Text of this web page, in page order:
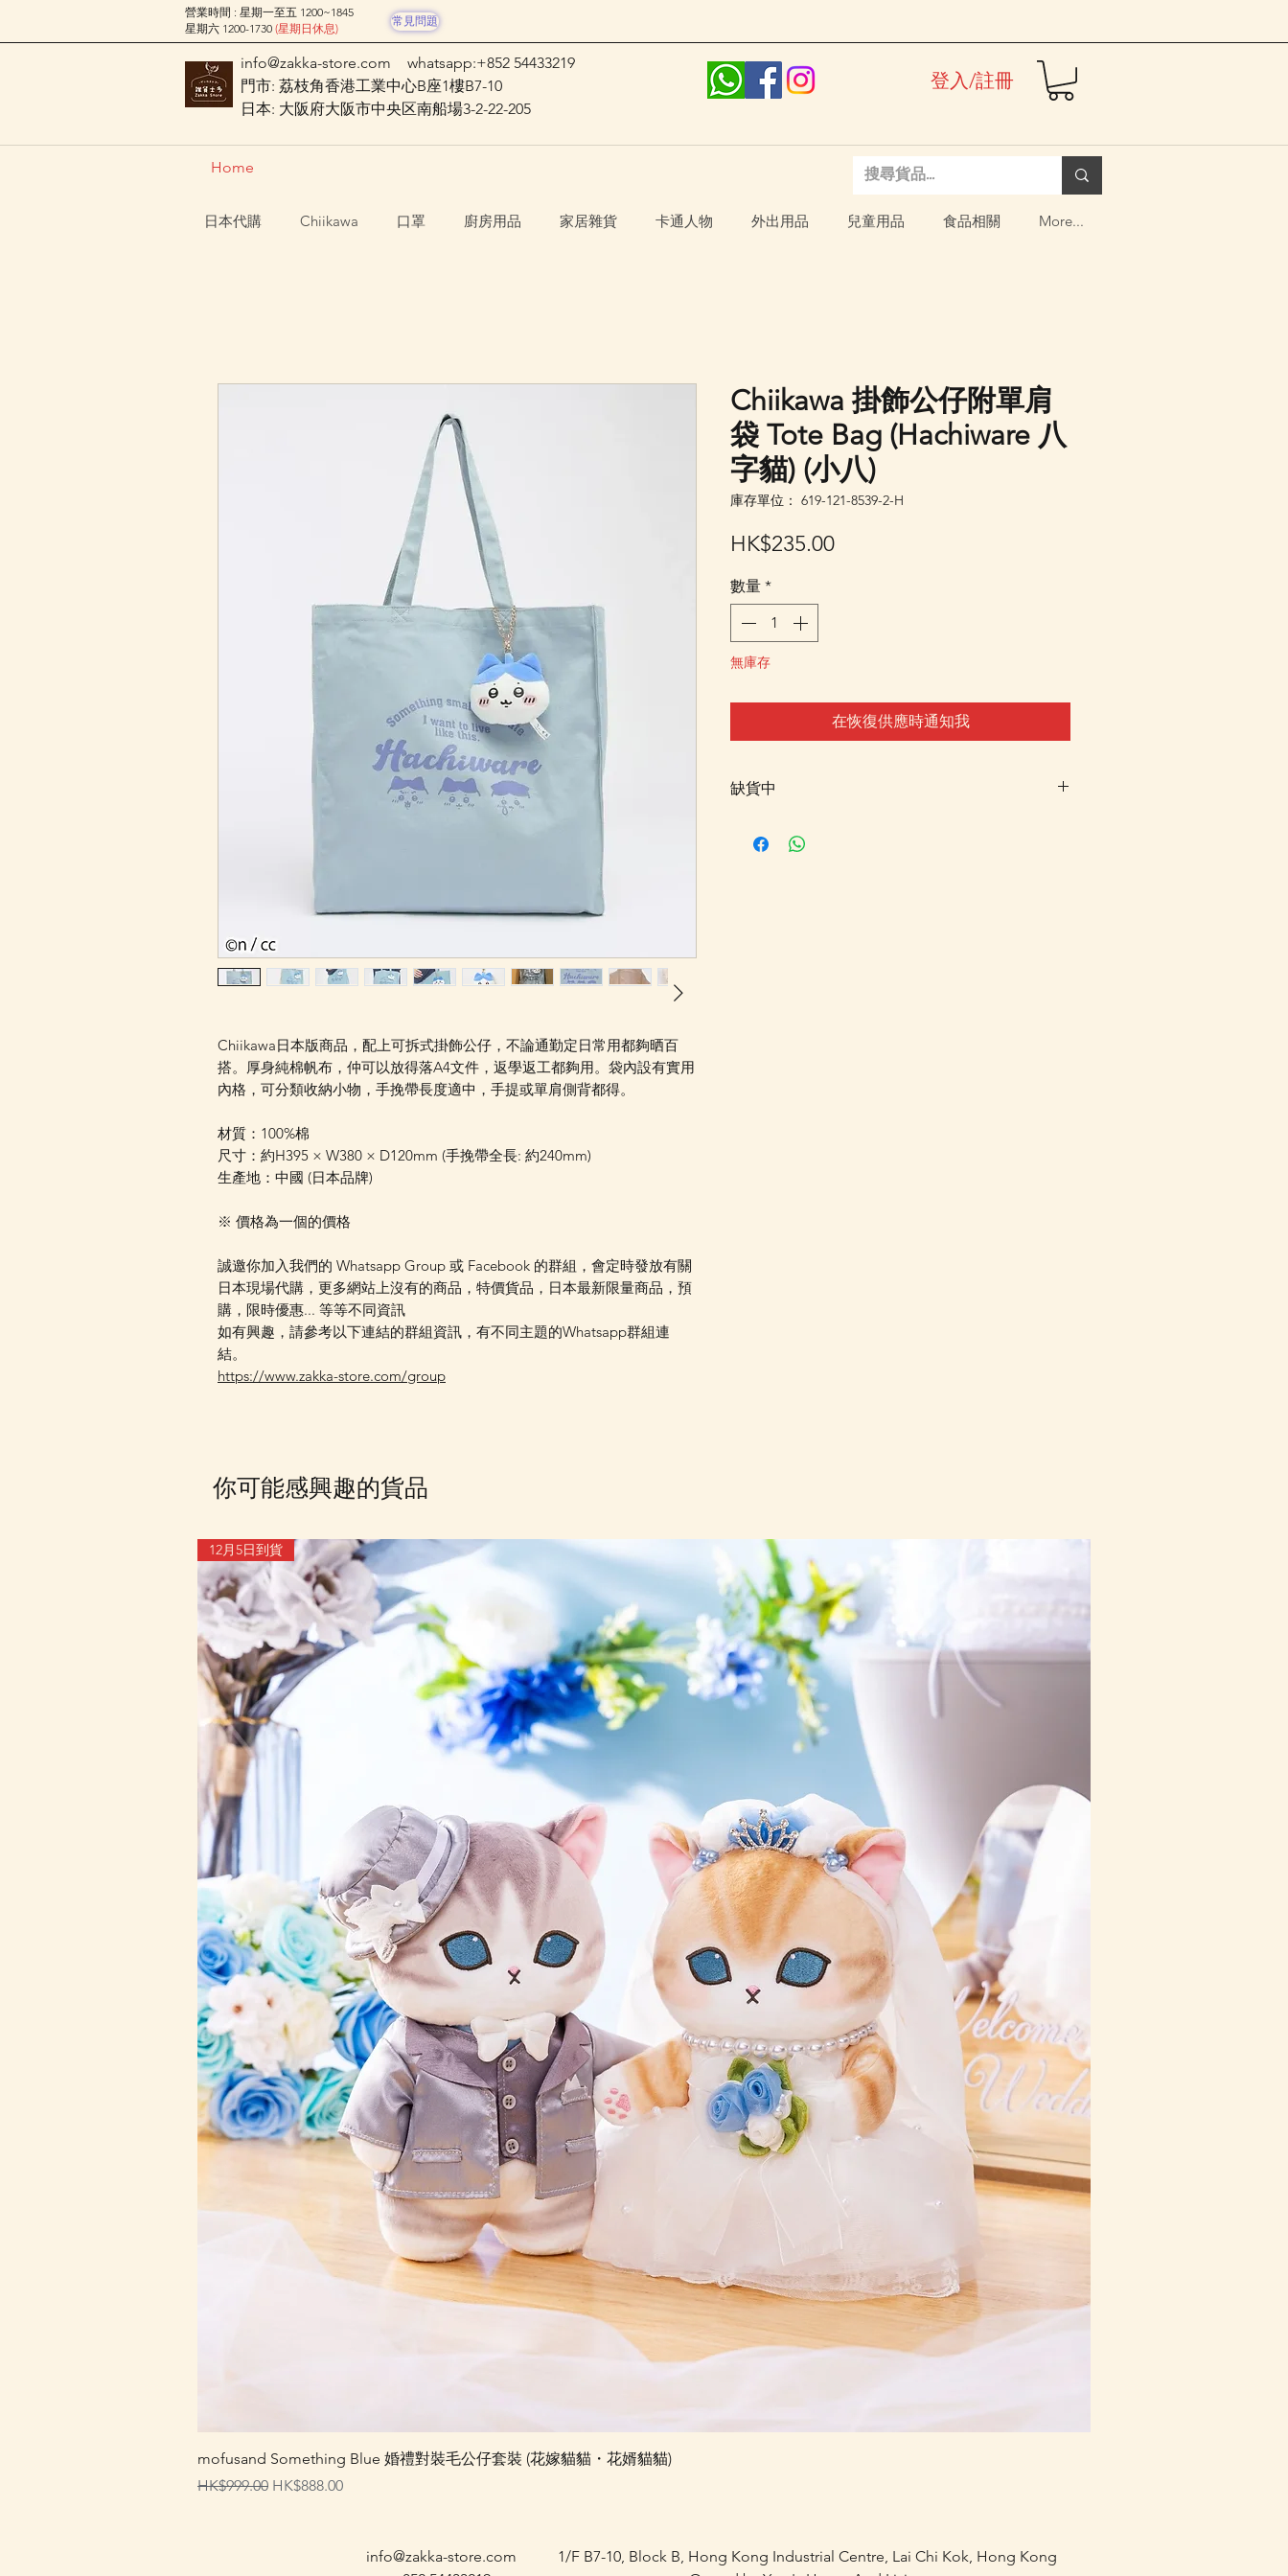
營業時間 : 星期一至五 1200~1845
星期六 1200-1730 (星期日休息)
常見問題
info@zakka-store.com
whatsapp:+852 54433219
門市: 荔枝角香港工業中心B座1樓B7-10
日本: 大阪府大阪市中央区南船場3-2-22-205
登入/註冊
Home
日本代購 Chiikawa 口罩 廚房用品 家居雜貨 卡通人物 外出用品 兒童用品 食品相關 More...
Chiikawa日本版商品，配上可拆式掛飾公仔，不論通勤定日常用都夠晒百
搭。厚身純棉帆布，仲可以放得落A4文件，返學返工都夠用。袋內設有實用
內格，可分類收納小物，手挽帶長度適中，手提或單肩側背都得。
材質：100%棉
尺寸：約H395 × W380 × D120mm (手挽帶全長: 約240mm)
生產地：中國 (日本品牌)
※ 價格為一個的價格
誠邀你加入我們的 Whatsapp Group 或 Facebook 的群組，會定時發放有關
日本現場代購，更多網站上沒有的商品，特價貨品，日本最新限量商品，預
購，限時優惠... 等等不同資訊
如有興趣，請參考以下連結的群組資訊，有不同主題的Whatsapp群組連
結。
https://www.zakka-store.com/group
Chiikawa 掛飾公仔附單肩
袋 Tote Bag (Hachiware 八
字貓) (小八)
庫存單位： 619-121-8539-2-H
HK$235.00價
數量 *
無庫存
在恢復供應時通知我
缺貨中
記"在恢復供應時通知我"，系統會在返貨時電郵通
你可能感興趣的貨品
快速瀏覽
12月5日到貨
mofusand Something Blue 婚禮對裝毛公仔套裝 (花嫁貓貓・花婿貓貓)
一般價格
HK$999.00 促銷價格
HK$888.00
info@zakka-store.com
1/F B7-10, Block B, Hong Kong Industrial Centre, Lai Chi Kok, Hong Kong